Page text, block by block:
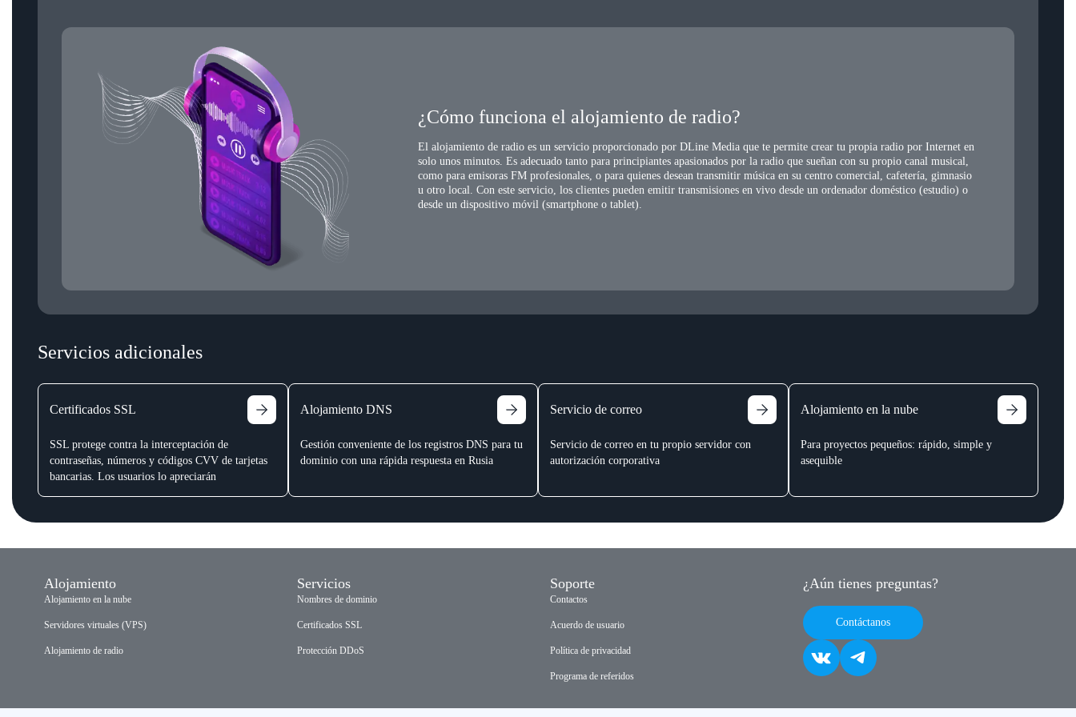
¿Cómo funciona el alojamiento de radio?
El alojamiento de radio es un servicio proporcionado por DLine Media que te permite crear tu propia radio por Internet en
solo unos minutos. Es adecuado tanto para principiantes apasionados por la radio que sueñan con su propio canal musical,
como para emisoras FM profesionales, o para quienes desean transmitir música en su centro comercial, cafetería, gimnasio
u otro local. Con este servicio, los clientes pueden emitir transmisiones en vivo desde un ordenador doméstico (estudio) o
desde un dispositivo móvil (smartphone o tablet).
Servicios adicionales
Certificados SSL
SSL protege contra la interceptación de
contraseñas, números y códigos CVV de tarjetas
bancarias. Los usuarios lo apreciarán
Alojamiento DNS
Gestión conveniente de los registros DNS para tu
dominio con una rápida respuesta en Rusia
Servicio de correo
Servicio de correo en tu propio servidor con
autorización corporativa
Alojamiento en la nube
Para proyectos pequeños: rápido, simple y
asequible
Alojamiento
Alojamiento en la nube
Servidores virtuales (VPS)
Alojamiento de radio
Servicios
Nombres de dominio
Certificados SSL
Protección DDoS
Soporte
Contactos
Acuerdo de usuario
Política de privacidad
Programa de referidos
¿Aún tienes preguntas?
Contáctanos